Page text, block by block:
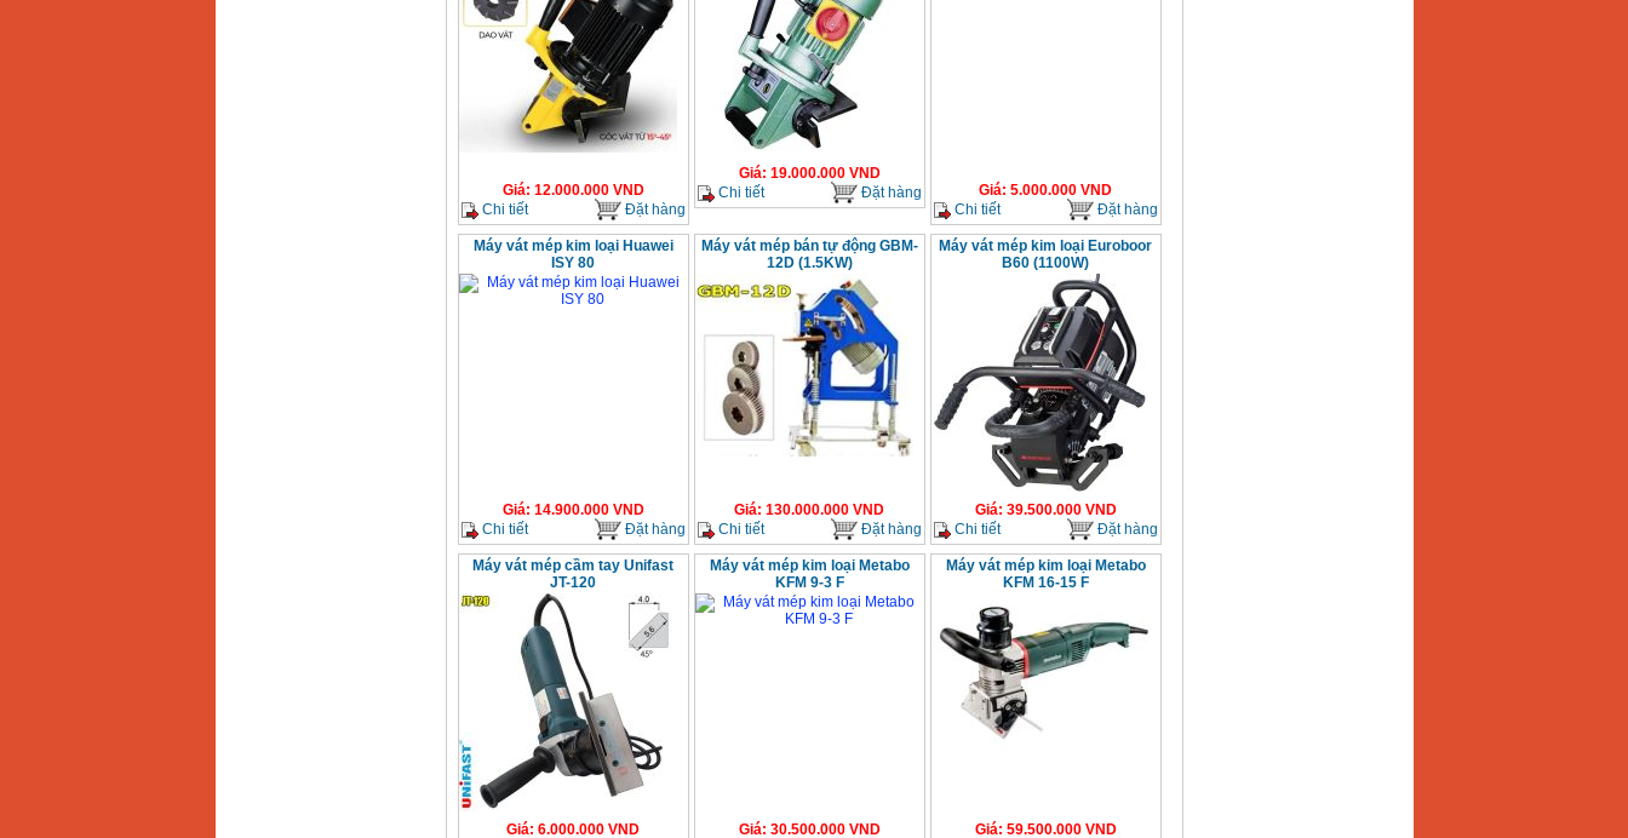
Giá: 12.000.000VND
Chi tiết
Đặt hàng
Giá: 19.000.000VND
Chi tiết
Đặt hàng Giá: 5.000.000 VND
Chi tiết
Đặt hàng
Máy vát mép kim loại Huawei
ISY 80
Giá: 14.900.000VND
Chi tiết
Đặt hàng
Máy vát mép bán tự động GBM-
12D (1.5KW)
Giá: 130.000.000 VND
Chi tiết
Đặt hàng
Máy vát mép kim loại Euroboor
B60 (1100W)
Giá: 39.500.000VND
Chi tiết
Đặt hàng
Máy vát mép cầm tay Unifast
JT-120
Giá: 6.000.000 VND
Máy vát mép kim loại Metabo
KFM 9-3 F
Giá: 30.500.000VND
Máy vát mép kim loại Metabo
KFM 16-15 F
Giá: 59.500.000VND